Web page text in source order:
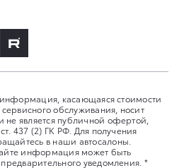
информация, касающаяся стоимости
обслуживания, носит
является публичной офертой,
437 (2) ГК РФ. Для получения
в наши автосалоны.
информация может быть
уведомления. *